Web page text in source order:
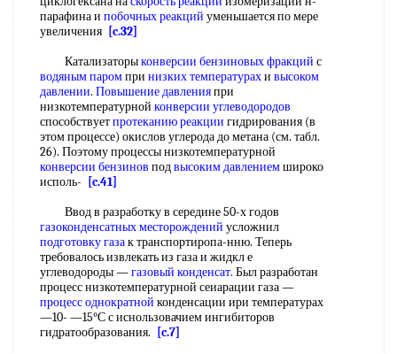
парафина и побочных реакций уменьшается по мере
увеличения [c.32]
Катализаторыконверсии бензиновых фракций с
водяным паромпри низких температурахи высоком
давлении. Повышение давленияпри
низкотемпературной конверсии углеводородов
способствуетпротеканию реакции гидрирования (в
этом процессе) окислов углерода до метана (см. табл.
26). Поэтому процессы низкотемпературной
конверсии бензинов подвысоким давлениемшироко
исполь-
[c.41]
Ввод в разработку в середине 50-х годов
газоконденсатных месторождений усложнил
подготовку газак транспортиропа-нню. Теперь
требовалось извлекать из газа и жидкл е
углеводороды —газовый конденсат. Был разработан
процесс низкотемпературной сеиарации газа —
процесс однократной конденсации ири температурах
—10- —15°С с иснользовачием ингибиторов
гидратообразования.
[c.7]